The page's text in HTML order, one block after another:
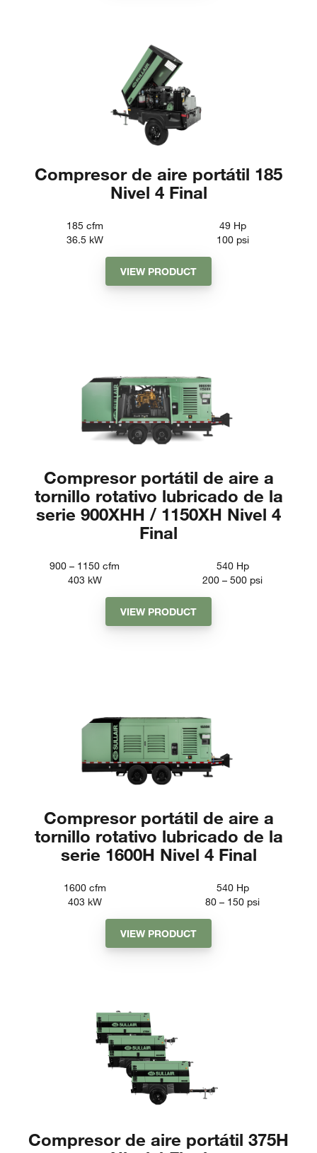
Compresor de aire portátil 185
Nivel 4 Final
185 cfm 49 Hp
36.5 kW 100 psi
VIEW PRODUCT
Compresor portátil de aire a
tornillo rotativo lubricado de la
serie 900XHH / 1150XH Nivel 4
Final
900 – 1150 cfm 540 Hp
403 kW 200 – 500 psi
VIEW PRODUCT
Compresor portátil de aire a
tornillo rotativo lubricado de la
serie 1600H Nivel 4 Final
1600 cfm 540 Hp
403 kW 80 – 150 psi
VIEW PRODUCT
Compresor de aire portátil 375H